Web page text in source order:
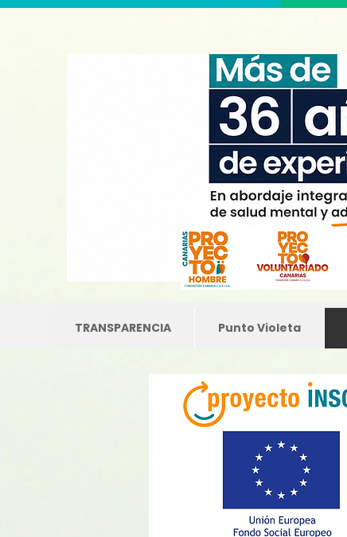
TRANSPARENCIA Punto Violeta